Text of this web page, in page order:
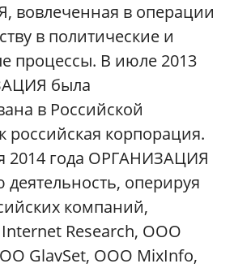
в операции
в политические и
процессы. В июле 2013
была
в Российской
российская корпорация.
2014 года ОРГАНИЗАЦИЯ
деятельность, оперируя
компаний,
Research, ООО
GlavSet, ООО MixInfo,